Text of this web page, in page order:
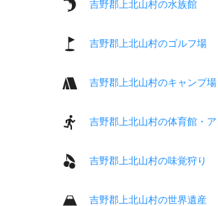
吉野郡上北山村の水族館
吉野郡上北山村のゴルフ場
吉野郡上北山村のキャンプ場
吉野郡上北山村の体育館・
吉野郡上北山村の味覚狩り
吉野郡上北山村の世界遺産